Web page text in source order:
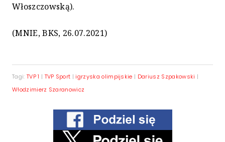
Włoszczowską).
(MNIE, BKS, 26.07.2021)
Tagi: TVP 1 | TVP Sport |igrzyska olimpijskie | Dariusz Szpakowski |
Włodzimierz Szaranowicz